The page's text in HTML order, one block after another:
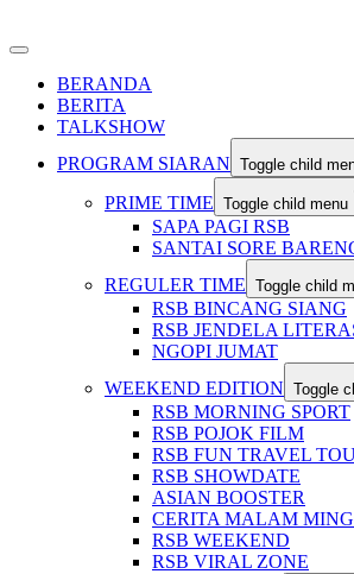
BERANDA
BERITA
TALKSHOW
PROGRAM SIARAN Toggle child
PRIME TIME Toggle child menu
SAPA PAGI RSB
SANTAI SORE
REGULER TIME Toggle child
RSB BINCANG SIANG
RSB JENDELA
NGOPI JUMAT
WEEKEND EDITION Toggle
RSB MORNING SPORT
RSB POJOK FILM
RSB FUN TRAVEL
RSB SHOWDATE
ASIAN BOOSTER
CERITA MALAM
RSB WEEKEND
RSB VIRAL ZONE